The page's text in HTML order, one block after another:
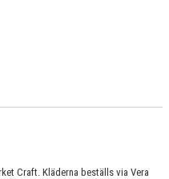
Craft. Kläderna beställs via Vera